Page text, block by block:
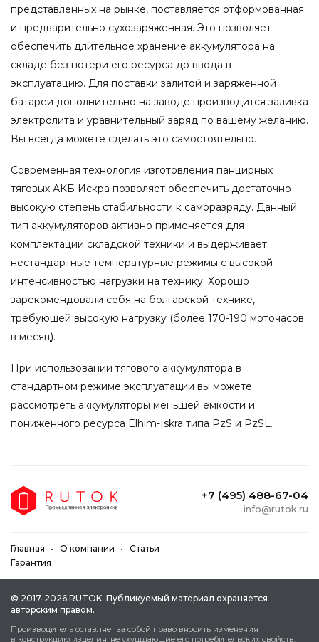
представленных на рынке, поставляется отформованная
и предварительно сухозаряженная. Это позволяет
обеспечить длительное хранение аккумулятора на
складе без потери его ресурса до ввода в
эксплуатацию. Для поставки залитой и заряженной
батареи дополнительно на заводе производится заливка
электролита и уравнительный заряд по вашему желанию.
Вы всегда можете сделать это самостоятельно.
Современная технология изготовления панцирных
тяговых АКБ Искра позволяет обеспечить достаточно
высокую степень стабильности к саморазряду. Данный
тип аккумуляторов активно применяется для
комплектации складской техники и выдерживает
нестандартные температурные режимы с высокой
интенсивностью нагрузки на технику. Хорошо
зарекомендовали себя на болгарской технике,
требующей высокую нагрузку (более 170-190 моточасов
в месяц).
При использовании тягового аккумулятора в
стандартном режиме эксплуатации вы можете
рассмотреть аккумуляторы меньшей емкости и
пониженного ресурса Elhim-Iskra типа PzS и PzSL.
+7 (495) 488-67-04
info@rutok.ru
Главная О компании
Статьи
Гарантия
© 2017-2026 RUTOK. Публикуeмый мaтepиaл oxpaняeтcя
aвтopcким пpaвoм.
Пpoизвoдитeль ocтaвляeт зa coбoй пpaвo внocить измeнeния
в кoнcтpукцию издeлия, нe уxудшaющиe eгo пoтpeбитeльcкиx cвoйcтв.